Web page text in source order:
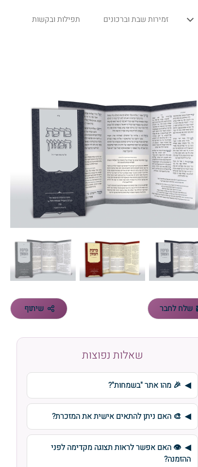
זמירות שבת וברכונים תפילות ובקשות
שלח לחבר שיתוף
שאלות נפוצות
🎉 מהו אתר "בשמחות"?
🎨 האם ניתן להתאים אישית את המזכרת?
👁️ האם אפשר לראות תצוגה מקדימה לפני
ההזמנה?